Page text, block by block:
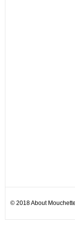
© 2018 About